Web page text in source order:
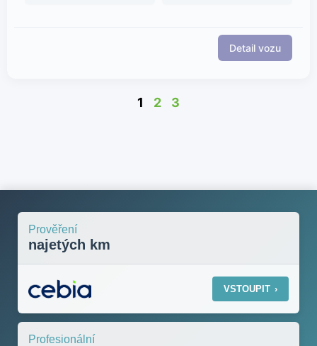
1 2 3
Prověření
najetých km
VSTOUPIT ›
Profesionální